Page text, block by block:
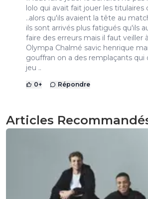
lolo qui avait fait jouer les
..alors qu'ils avaient la tête au
ils sont arrivés plus fatigués qu'ils
faire des erreurs mais il faut veiller
Olympa Chalmé savic henrique
gouffran on a des remplaçants
jeu ..
0+ Répondre
Articles